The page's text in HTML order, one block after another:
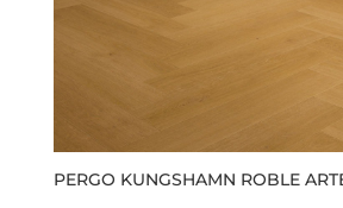
PERGO KUNGSHAMN ROBLE